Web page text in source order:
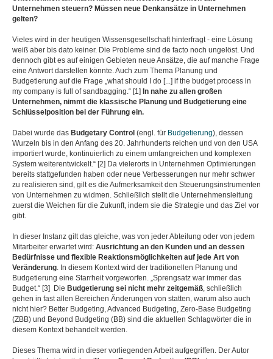
Unternehmen steuern? Müssen neue Denkansätze in Unternehmen
gelten?
Vieles wird in der heutigen Wissensgesellschaft hinterfragt - eine Lösung
weiß aber bis dato keiner. Die Probleme sind de facto noch ungelöst. Und
dennoch gibt es auf einigen Gebieten neue Ansätze, die auf manche Frage
eine Antwort darstellen könnte. Auch zum Thema Planung und
Budgetierung auf die Frage „what should I do [...] if the budget process in
my company is full of sandbagging.“ [1] In nahe zu allen großen
Unternehmen, nimmt die klassische Planung und Budgetierung eine
Schlüsselposition bei der Führung ein.
Dabei wurde das Budgetary Control (engl. für Budgetierung), dessen
Wurzeln bis in den Anfang des 20. Jahrhunderts reichen und von den USA
importiert wurde, kontinuierlich zu einem umfangreichen und komplexen
System weiterentwickelt.“ [2] Da vielerorts in Unternehmen Optimierungen
bereits stattgefunden haben oder neue Verbesserungen nur mehr schwer
zu realisieren sind, gilt es die Aufmerksamkeit den Steuerungsinstrumenten
von Unternehmen zu widmen. Schließlich stellt die Unternehmensleitung
zuerst die Weichen für die Zukunft, indem sie die Strategie und das Ziel vor
gibt.
In dieser Instanz gilt das gleiche, was von jeder Abteilung oder von jedem
Mitarbeiter erwartet wird: Ausrichtung an den Kunden und an dessen
Bedürfnisse und flexible Reaktionsmöglichkeiten auf jede Art von
Veränderung. In diesem Kontext wird der traditionellen Planung und
Budgetierung eine Starrheit vorgeworfen. „Sprengsatz war immer das
Budget.“ [3] Die Budgetierung sei nicht mehr zeitgemäß, schließlich
gehen in fast allen Bereichen Änderungen von statten, warum also auch
nicht hier? Better Budgeting, Advanced Budgeting, Zero-Base Budgeting
(ZBB) und Beyond Budgeting (BB) sind die aktuellen Schlagwörter die in
diesem Kontext behandelt werden.
Dieses Thema wird in dieser vorliegenden Arbeit aufgegriffen. Der Autor